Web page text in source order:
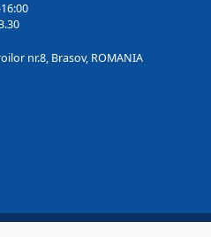
nr.8, Brasov, ROMANIA